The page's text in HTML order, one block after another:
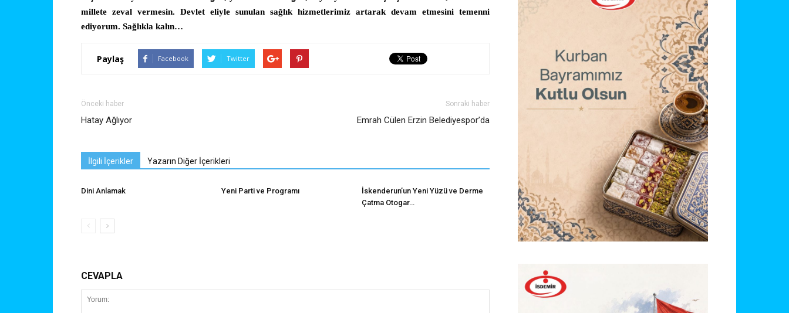
millete zeval vermesin. Devlet eliyle sunulan sağlık hizmetlerimiz artarak devam etmesini temenni
ediyorum. Sağlıkla kalın…
Paylaş Facebook Twitter
Önceki haber
Hatay Ağlıyor
Sonraki haber
Emrah Cülen Erzin Belediyespor’da
İlgili İçerikler Yazarın Diğer İçerikleri
Dini Anlamak Yeni Parti ve Programı
İskenderun’un Yeni Yüzü ve Derme
Çatma Otogar…
CEVAPLA